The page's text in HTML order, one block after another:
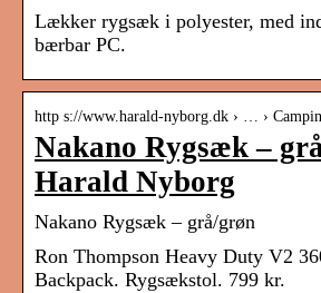
Lækker rygsæk i polyester, med
bærbar PC.
http s://www.harald-nyborg.dk › … ›
Nakano Rygsæk –
Harald Nyborg
Nakano Rygsæk – grå/grøn
Ron Thompson Heavy Duty V2
Backpack. Rygsækstol. 799 kr.